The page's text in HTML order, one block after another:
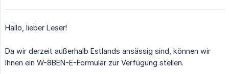
Hallo, lieber Leser!
Da wir derzeit außerhalb Estlands ansässig sind, können wir
Ihnen ein W-8BEN-E-Formular zur Verfügung stellen.